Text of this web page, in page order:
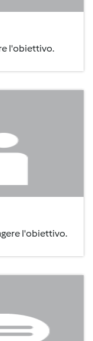
l'obiettivo.
l'obiettivo.